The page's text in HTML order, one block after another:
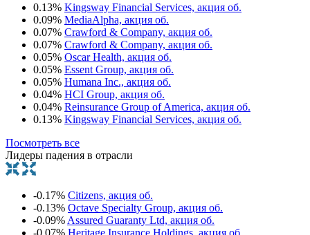
0.13% Kingsway Financial Services, акция об.
0.09% MediaAlpha, акция об.
0.07% Crawford & Company, акция об.
0.07% Crawford & Company, акция об.
0.05% Oscar Health, акция об.
0.05% Essent Group, акция об.
0.05% Humana Inc., акция об.
0.04% HCI Group, акция об.
0.04% Reinsurance Group of America, акция об.
0.13% Kingsway Financial Services, акция об.
Посмотреть все
Лидеры падения в отрасли
-0.17% Citizens, акция об.
-0.13% Octave Specialty Group, акция об.
-0.09%Assured Guaranty Ltd, акция об.